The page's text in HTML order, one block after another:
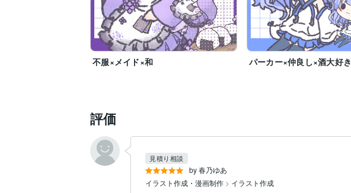
不服×メイド×和 パーカー×仲良し×酒大好き
評価
by 春乃ゆあ
見積り相談
イラスト作成・漫画制作 > イラスト作成